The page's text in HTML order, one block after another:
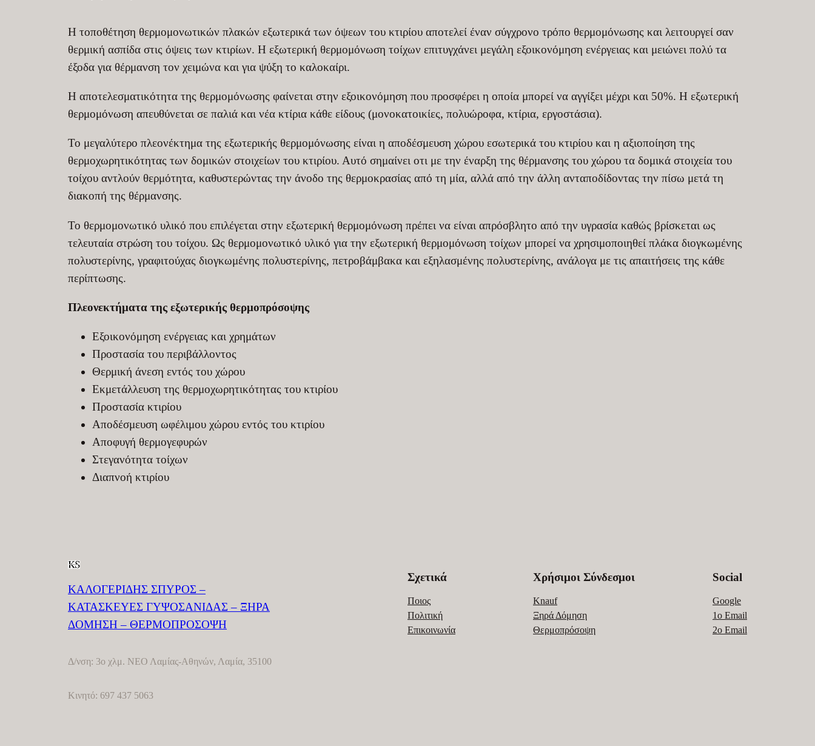
Η τοποθέτηση θερμομονωτικών πλακών εξωτερικά των όψεων του κτιρίου αποτελεί έναν σύγχρονο τρόπο θερμομόνωσης και λειτουργεί σαν
θερμική ασπίδα στις όψεις των κτιρίων. Η εξωτερική θερμομόνωση τοίχων επιτυγχάνει μεγάλη εξοικονόμηση ενέργειας και μειώνει πολύ τα
έξοδα για θέρμανση τον χειμώνα και για ψύξη το καλοκαίρι.
Η αποτελεσματικότητα της θερμομόνωσης φαίνεται στην εξοικονόμηση που προσφέρει η οποία μπορεί να αγγίξει μέχρι και 50%. Η εξωτερική
θερμομόνωση απευθύνεται σε παλιά και νέα κτίρια κάθε είδους (μονοκατοικίες, πολυώροφα, κτίρια, εργοστάσια).
Το μεγαλύτερο πλεονέκτημα της εξωτερικής θερμομόνωσης είναι η αποδέσμευση χώρου εσωτερικά του κτιρίου και η αξιοποίηση της
θερμοχωρητικότητας των δομικών στοιχείων του κτιρίου. Αυτό σημαίνει οτι με την έναρξη της θέρμανσης του χώρου τα δομικά στοιχεία του
τοίχου αντλούν θερμότητα, καθυστερώντας την άνοδο της θερμοκρασίας από τη μία, αλλά από την άλλη ανταποδίδοντας την πίσω μετά τη
διακοπή της θέρμανσης.
Το θερμομονωτικό υλικό που επιλέγεται στην εξωτερική θερμομόνωση πρέπει να είναι απρόσβλητο από την υγρασία καθώς βρίσκεται ως
τελευταία στρώση του τοίχου. Ως θερμομονωτικό υλικό για την εξωτερική θερμομόνωση τοίχων μπορεί να χρησιμοποιηθεί πλάκα διογκωμένης
πολυστερίνης, γραφιτούχας διογκωμένης πολυστερίνης, πετροβάμβακα και εξηλασμένης πολυστερίνης, ανάλογα με τις απαιτήσεις της κάθε
περίπτωσης.
Πλεονεκτήματα της εξωτερικής θερμοπρόσοψης
Εξοικονόμηση ενέργειας και χρημάτων
Προστασία του περιβάλλοντος
Θερμική άνεση εντός του χώρου
Εκμετάλλευση της θερμοχωρητικότητας του κτιρίου
Προστασία κτιρίου
Αποδέσμευση ωφέλιμου χώρου εντός του κτιρίου
Αποφυγή θερμογεφυρών
Στεγανότητα τοίχων
Διαπνοή κτιρίου
ΚΑΛΟΓΕΡΙΔΗΣ ΣΠΥΡΟΣ –
ΚΑΤΑΣΚΕΥΕΣ ΓΥΨΟΣΑΝΙΔΑΣ – ΞΗΡΑ
ΔΟΜΗΣΗ – ΘΕΡΜΟΠΡΟΣΟΨΗ
Δ/νση: 3o χλμ. ΝΕΟ Λαμίας-Αθηνών, Λαμία, 35100
Κινητό: 697 437 5063
Σχετικά
Ποιος
Πολιτική
Επικοινωνία
Χρήσιμοι Σύνδεσμοι
Knauf
Ξηρά Δόμηση
Θερμοπρόσοψη
Social
Google
1ο Email
2ο Email